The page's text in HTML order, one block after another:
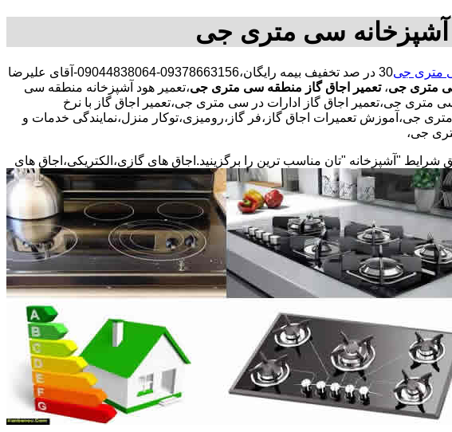
آشپزخانه سی متری جی
متری جی
30 در صد تخفیف بیمه رایگان،09378663156-09044838064-آقای علیرضا
متری جی، تعمیر اجاق گاز منطقه سی متری جی،تعمیر هود آشپزخانه منطقه سی
متری جی،تعمیر اجاق گاز ادارات در سی متری جی،تعمیر اجاق گاز با نرخ
جی،آموزش تعمیرات اجاق گاز،فر گاز،رومیزی،توکار منزل،نمایندگی خدمات و
جی،
شرایط "آشپزخانه "تان مناسب ترین را برگزینید.اجاق های گازی،الکتریکی،اجاق های